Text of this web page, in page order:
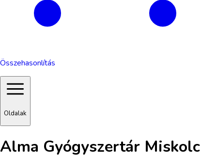
Összehasonlítás
Oldalak
Alma Gyógyszertár Miskolc